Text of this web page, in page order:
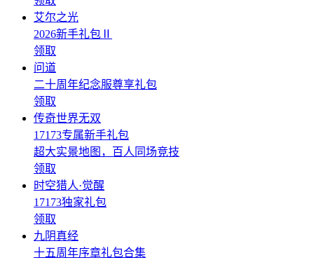
艾尔之光
2026新手礼包Ⅱ
领取
问道
二十周年纪念服尊享礼包
领取
传奇世界无双
17173专属新手礼包
超大实景地图，百人同场竞技
领取
时空猎人·觉醒
17173独家礼包
领取
九阴真经
十五周年序章礼包合集